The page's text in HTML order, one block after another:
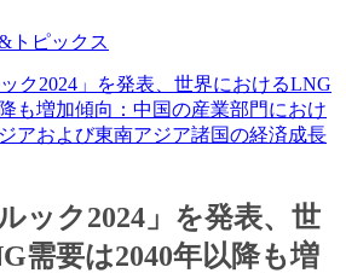
トピックス
ク2024」を発表、世界におけるLNG
も増加傾向：中国の産業部門におけ
アおよび東南アジア諸国の経済成長
ック2024」を発表、世
需要は2040年以降も増